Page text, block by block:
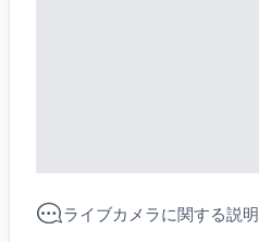
ライブカメラに関する説明